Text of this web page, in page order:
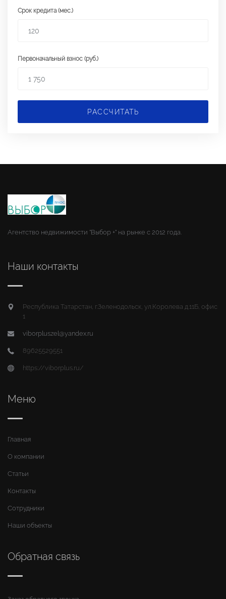
Срок кредита (мес.)
Первоначальный взнос (руб.)
РАССЧИТАТЬ
Агентство недвижимости "Выбор +" на рынке с 2012 года.
Наши контакты
Республика Татарстан, г.Зеленодольск, ул.Королева д.11Б, офис
1
viborpluszel@yandex.ru
89625529551
https://viborplus.ru/
Меню
Главная
О компании
Статьи
Контакты
Сотрудники
Наши объекты
Обратная связь